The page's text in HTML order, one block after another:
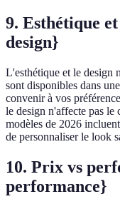
9. Esthétique
design}
L'esthétique et le design
sont disponibles dans
convenir à vos
le design n'affecte pas
modèles de 2026
de personnaliser le look
10. Prix vs
performance}